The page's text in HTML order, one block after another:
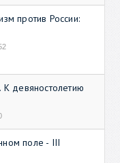
против России:
девяностолетию
поле - III